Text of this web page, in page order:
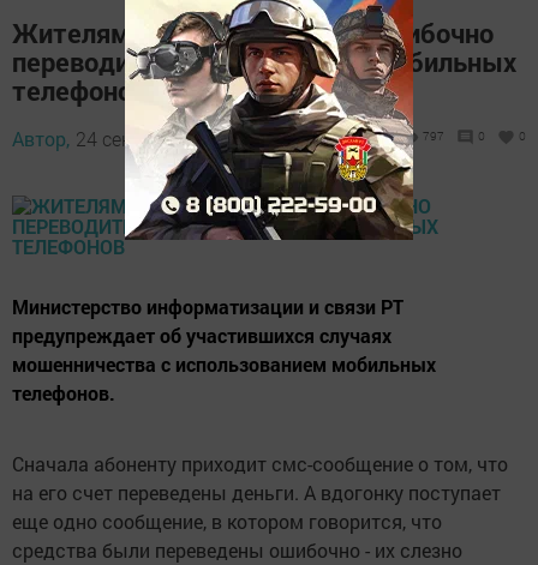
Жителям Татарстана стали "ошибочно
переводить" деньги на счета мобильных
телефонов
Автор, 24 сентября 2016 - 08:37 797 0 0
Министерство информатизации и связи РТ
предупреждает об участившихся случаях
мошенничества с использованием мобильных
телефонов.
Сначала абоненту приходит смс-сообщение о том, что
на его счет переведены деньги. А вдогонку поступает
еще одно сообщение, в котором говорится, что
средства были переведены ошибочно - их слезно